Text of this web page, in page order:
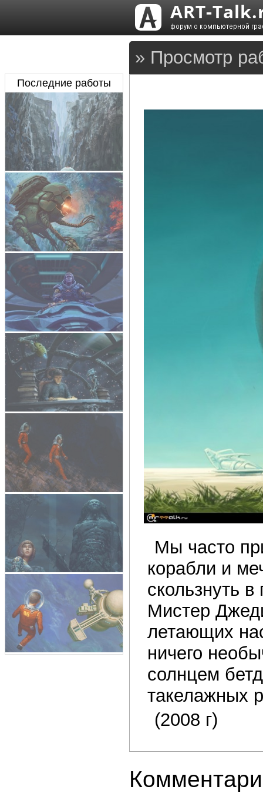
» Просмотр
Мы часто
корабли и
скользнуть
Мистер
летающих
ничего
солнцем
такелажных
(2008 г)
Последние работы